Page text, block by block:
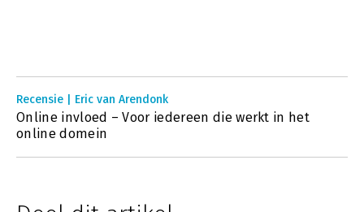
Recensie | Eric van Arendonk
Online invloed – Voor iedereen die werkt in het
online domein